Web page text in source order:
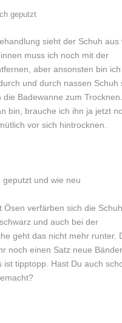
sieht der Schuh aus
muss ich noch mit der
aber ansonsten bin
und durch nassen Schuh
die Badewanne zum
bin, brauche ich ihn ja jetzt
vor sich hintrocknen.
Ösen verfärben sich die
und auch bei der
geht das nicht mehr runter.
noch einen Satz neue
ist tipptopp. Hast Du auch